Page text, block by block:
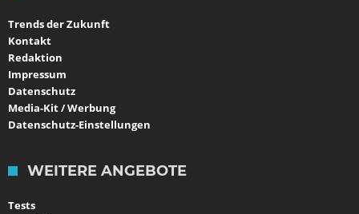
Trends der Zukunft
Kontakt
Redaktion
Impressum
Datenschutz
Media-Kit / Werbung
Datenschutz-Einstellungen
WEITERE ANGEBOTE
Tests